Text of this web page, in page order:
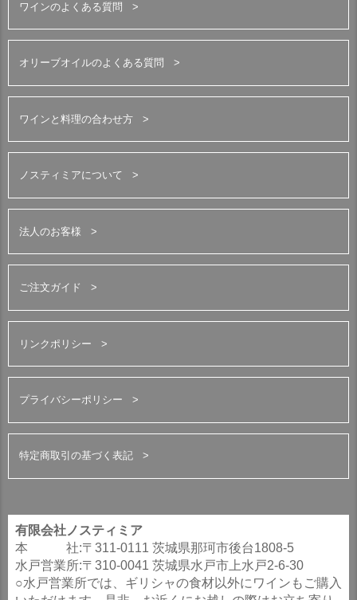
ワインのよくある質問
オリーブオイルのよくある質問
ワインと料理の合わせ方
ノスティミアについて
法人のお客様
ご注文ガイド
リンクポリシー
プライバシーポリシー
特定商取引の基づく表記
有限会社ノスティミア
本 社:〒311-0111 茨城県那珂市後台1808-5
水戸営業所:〒310-0041 茨城県水戸市上水戸2-6-30
○水戸営業所では、ギリシャの食材以外にワインもご購入